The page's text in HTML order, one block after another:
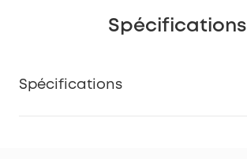
Spécifications
Spécifications